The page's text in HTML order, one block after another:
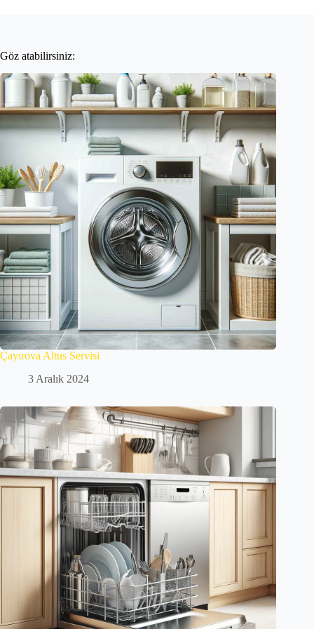
Göz atabilirsiniz:
Çayırova Altus Servisi
3 Aralık 2024